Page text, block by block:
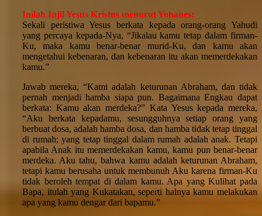
Inilah Injil Yesus Kristus menurut Yohanes:
Sekali peristiwa Yesus berkata kepada orang-orang Yahudi
yang percaya kepada-Nya, “Jikalau kamu tetap dalam firman-
Ku, maka kamu benar-benar murid-Ku, dan kamu akan
mengetahui kebenaran, dan kebenaran itu akan memerdekakan
kamu.”
Jawab mereka, “Kami adalah keturunan Abraham, dan tidak
pernah menjadi hamba siapa pun. Bagaimana Engkau dapat
berkata: Kamu akan merdeka?” Kata Yesus kepada mereka,
“Aku berkata kepadamu, sesungguhnya setiap orang yang
berbuat dosa, adalah hamba dosa, dan hamba tidak tetap tinggal
di rumah; yang tetap tinggal dalam rumah adalah anak. Tetapi
apabila Anak itu memerdekakan kamu, kamu pun benar-benar
merdeka. Aku tahu, bahwa kamu adalah keturunan Abraham,
tetapi kamu berusaha untuk membunuh Aku karena firman-Ku
tidak beroleh tempat di dalam kamu. Apa yang Kulihat pada
Bapa, itulah yang Kukatakan, seperti halnya kamu melakukan
apa yang kamu dengar dari bapamu.”